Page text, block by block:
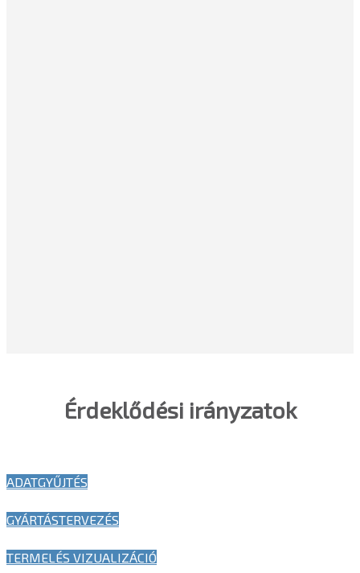
Érdeklődési irányzatok
ADATGYŰJTÉS
GYÁRTÁSTERVEZÉS
TERMELÉS VIZUALIZÁCIÓ